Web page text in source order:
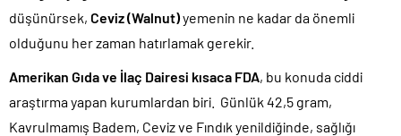
düşünürsek, Ceviz (Walnut)yemenin ne kadar da önemli
olduğunu her zaman hatırlamak gerekir.
Amerikan Gıda ve İlaç Dairesi kısaca FDA, bu konuda ciddi
araştırma yapan kurumlardan biri. Günlük 42,5 gram,
Kavrulmamış Badem, Ceviz ve Fındık yenildiğinde, sağlığı